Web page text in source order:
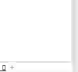
+